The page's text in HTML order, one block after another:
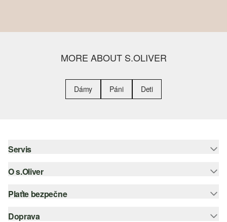
MORE ABOUT S.OLIVER
Dámy Páni Deti
Servis
Pomoc a FAQ
Nápoveda k veľkostiam
O s.Oliver
Leták
s.Oliver Group
Plaťte bezpečne
Kreditná karta
Doprava